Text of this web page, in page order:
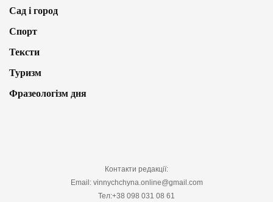
Сад і город
Спорт
Тексти
Туризм
Фразеологізм дня
Контакти редакції:
Email: vinnychchyna.online@gmail.com
Тел:+38 098 031 08 61